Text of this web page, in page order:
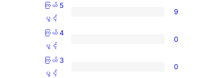
ကြယ်
5
ပွင့်
အဆင့်
သုံးသပ်
ကြယ် 5
ပွင့်
9
ကြယ်
4
ပွင့်
ကြယ် 4
ပွင့်
0
ကြယ်
ကြယ် 3
ပွင့်
0